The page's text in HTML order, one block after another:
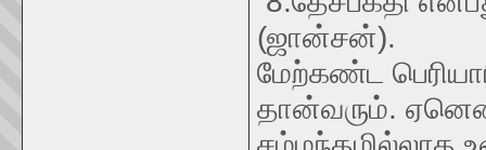
(ஜான்சன்).
மேற்கண்ட
தான்வரும்.